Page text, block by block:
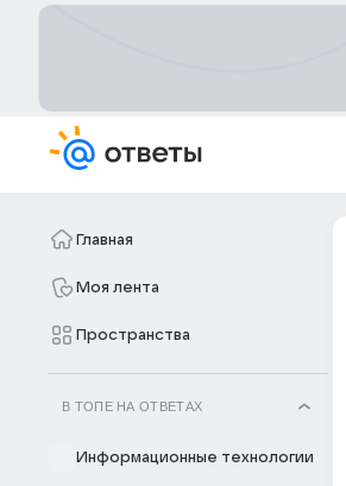
Главная
Моя лента
Пространства
В ТОПЕ НА ОТВЕТАХ
Информационные технологии